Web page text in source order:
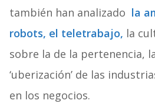
también han analizado la
robots, el teletrabajo, la
sobre la de la pertenencia,
‘uberización’ de las
en los negocios.